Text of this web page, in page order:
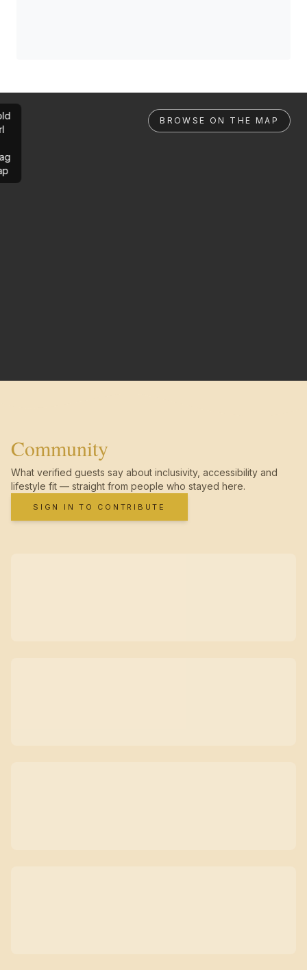
BROWSE ON THE MAP
Community
What verified guests say about inclusivity, accessibility and
lifestyle fit — straight from people who stayed here.
SIGN IN TO CONTRIBUTE